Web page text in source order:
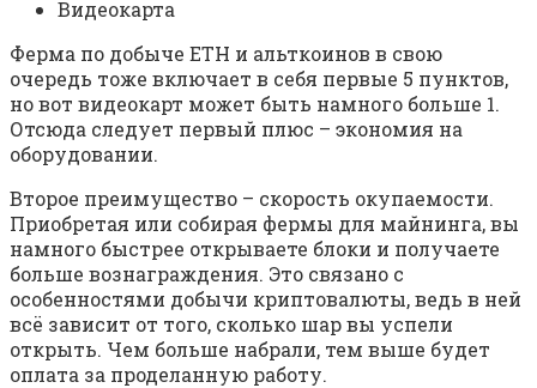
Видеокарта
Ферма по добыче ETH и альткоинов в свою
очередь тоже включает в себя первые 5 пунктов,
но вот видеокарт может быть намного больше 1.
Отсюда следует первый плюс – экономия на
оборудовании.
Второе преимущество – скорость окупаемости.
Приобретая или собирая фермы для майнинга, вы
намного быстрее открываете блоки и получаете
больше вознаграждения. Это связано с
особенностями добычи криптовалюты, ведь в ней
всё зависит от того, сколько шар вы успели
открыть. Чем больше набрали, тем выше будет
оплата за проделанную работу.